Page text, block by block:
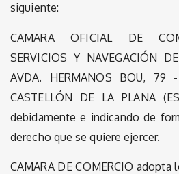
siguiente:
CAMARA OFICIAL DE
SERVICIOS Y NAVEGACIÓN
AVDA. HERMANOS BOU, 79
CASTELLÓN DE LA PLANA
debidamente e indicando de
derecho que se quiere ejercer.
CAMARA DE COMERCIO